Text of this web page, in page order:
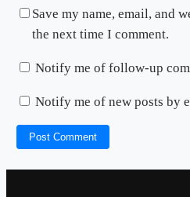
Save my name, email, and
the next time I comment.
Notify me of follow-up
Notify me of new posts by